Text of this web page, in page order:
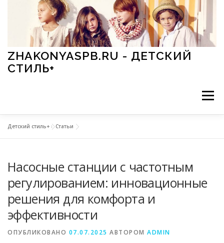
Перейти к содержимому
ZHAKONYASPB.RU - ДЕТСКИЙ
СТИЛЬ+
Меню
ПРАЗДНИКИ СТИЛЬ СТАТЬИ
Детский стиль+ »Статьи
Насосные станции с частотным
регулированием: инновационные
решения для комфорта и
эффективности
ОПУБЛИКОВАНО 07.07.2025 АВТОРОМ ADMIN